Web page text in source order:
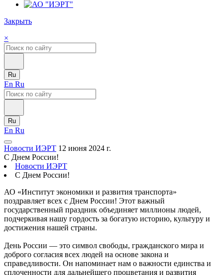
Закрыть
×
Ru
En Ru
Ru
En Ru
Новости ИЭРТ 12 июня 2024 г.
С Днем России!
Новости ИЭРТ
С Днем России!
АО «Институт экономики и развития транспорта»
поздравляет всех с Днем России! Этот важный
государственный праздник объединяет миллионы людей,
подчеркивая нашу гордость за богатую историю, культуру и
достижения нашей страны.
День России — это символ свободы, гражданского мира и
доброго согласия всех людей на основе закона и
справедливости. Он напоминает нам о важности единства и
сплоченности для дальнейшего процветания и развития